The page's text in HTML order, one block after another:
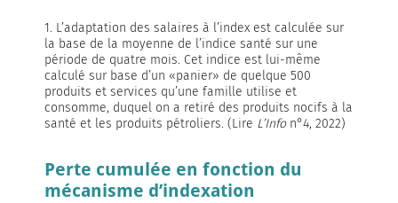
1. L’adaptation des salaires à l’index est calculée sur
la base de la moyenne de l’indice santé sur une
période de quatre mois. Cet indice est lui-même
calculé sur base d’un «panier» de quelque 500
produits et services qu’une famille utilise et
consomme, duquel on a retiré des produits nocifs à la
santé et les produits pétroliers. (Lire L’Infon°4, 2022)
Perte cumulée en fonction du
mécanisme d’indexation